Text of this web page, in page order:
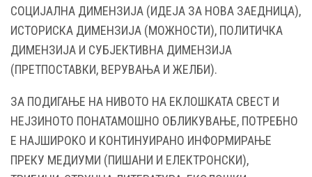
СОЦИЈАЛНА ДИМЕНЗИЈА (ИДЕЈА ЗА НОВА ЗАЕДНИЦА),
ИСТОРИСКА ДИМЕНЗИЈА (МОЖНОСТИ), ПОЛИТИЧКА
ДИМЕНЗИЈА И СУБЈЕКТИВНА ДИМЕНЗИЈА
(ПРЕТПОСТАВКИ, ВЕРУВАЊА И ЖЕЛБИ).
ЗА ПОДИГАЊЕ НА НИВОТО НА ЕКЛОШКАТА СВЕСТ И
НЕЈЗИНОТО ПОНАТАМОШНО ОБЛИКУВАЊЕ, ПОТРЕБНО
Е НАЈШИРОКО И КОНТИНУИРАНО ИНФОРМИРАЊЕ
ПРЕКУ МЕДИУМИ (ПИШАНИ И ЕЛЕКТРОНСКИ),